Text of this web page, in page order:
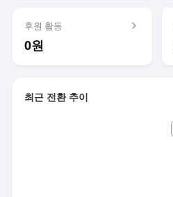
후원 활동
0원
최근 전환 추이